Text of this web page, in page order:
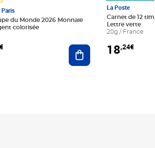
Paris
du Monde 2026 Monnaie
colorisée
Ajouter au panier
La Poste
Carnet de 12
Lettre verte
20g / France
18,24€